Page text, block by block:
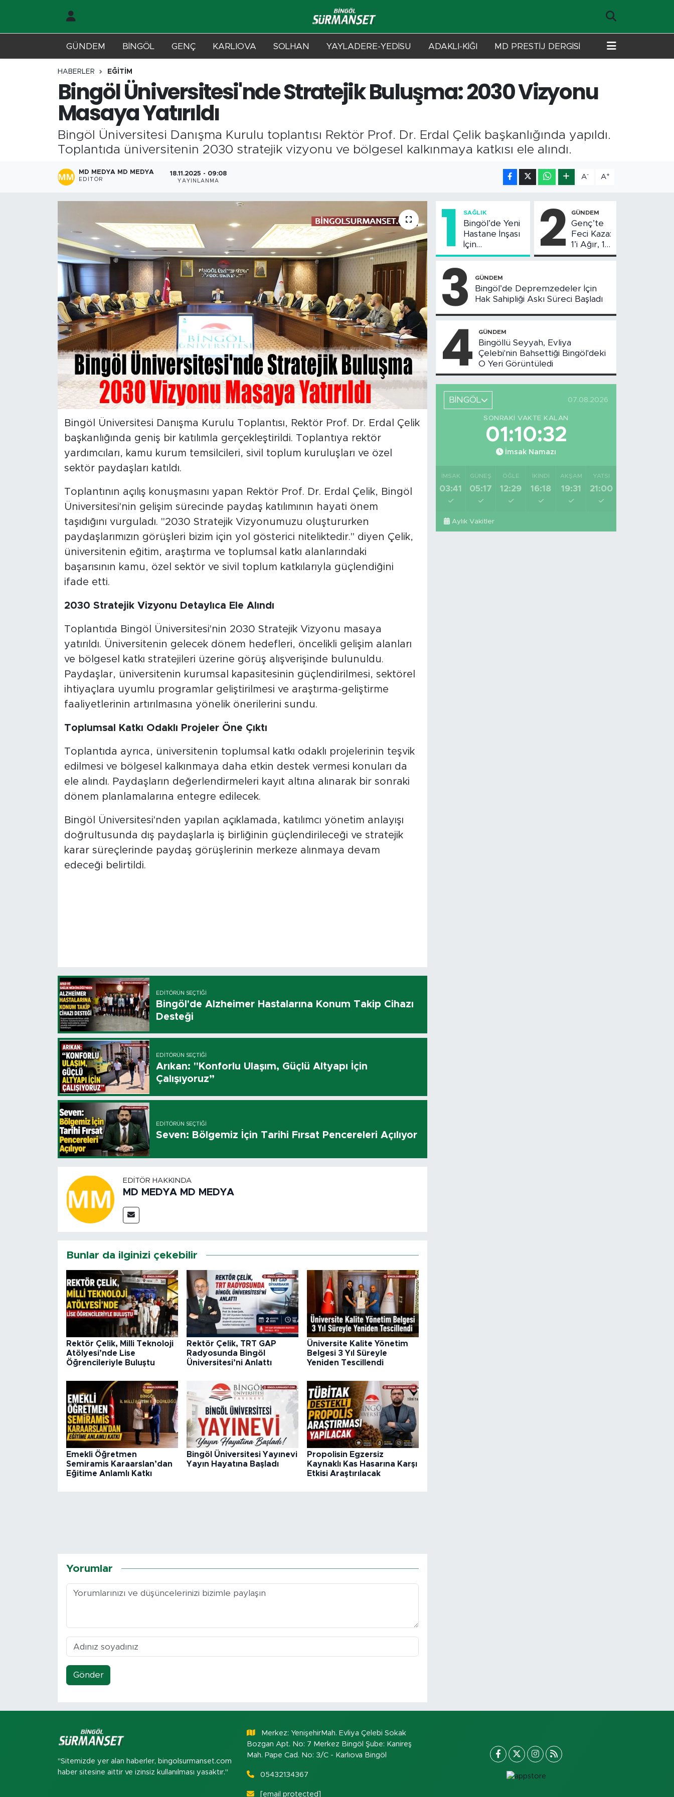
GÜNDEM BİNGÖL GENÇ KARLIOVA SOLHAN YAYLADERE-YEDİSU ADAKLI-KİĞI MD PRESTİJ DERGİSİ
HABERLER EĞİTİM
Bingöl Üniversitesi'nde Stratejik Buluşma: 2030 Vizyonu
Masaya Yatırıldı
Bingöl Üniversitesi Danışma Kurulu toplantısı Rektör Prof. Dr. Erdal Çelik başkanlığında yapıldı.
Toplantıda üniversitenin 2030 stratejik vizyonu ve bölgesel kalkınmaya katkısı ele alındı.
MD MEDYA MD MEDYA
EDITÖR
18.11.2025 - 09:08
YAYINLANMA
A- A+
Bingöl Üniversitesi Danışma Kurulu Toplantısı, Rektör Prof. Dr. Erdal Çelik
başkanlığında geniş bir katılımla gerçekleştirildi. Toplantıya rektör
yardımcıları, kamu kurum temsilcileri, sivil toplum kuruluşları ve özel
sektör paydaşları katıldı.
Toplantının açılış konuşmasını yapan Rektör Prof. Dr. Erdal Çelik, Bingöl
Üniversitesi'nin gelişim sürecinde paydaş katılımının hayati önem
taşıdığını vurguladı. "2030 Stratejik Vizyonumuzu oluştururken
paydaşlarımızın görüşleri bizim için yol gösterici niteliktedir." diyen Çelik,
üniversitenin eğitim, araştırma ve toplumsal katkı alanlarındaki
başarısının kamu, özel sektör ve sivil toplum katkılarıyla güçlendiğini
ifade etti.
2030 Stratejik Vizyonu Detaylıca Ele Alındı
Toplantıda Bingöl Üniversitesi'nin 2030 Stratejik Vizyonu masaya
yatırıldı. Üniversitenin gelecek dönem hedefleri, öncelikli gelişim alanları
ve bölgesel katkı stratejileri üzerine görüş alışverişinde bulunuldu.
Paydaşlar, üniversitenin kurumsal kapasitesinin güçlendirilmesi, sektörel
ihtiyaçlara uyumlu programlar geliştirilmesi ve araştırma-geliştirme
faaliyetlerinin artırılmasına yönelik önerilerini sundu.
Toplumsal Katkı Odaklı Projeler Öne Çıktı
Toplantıda ayrıca, üniversitenin toplumsal katkı odaklı projelerinin teşvik
edilmesi ve bölgesel kalkınmaya daha etkin destek vermesi konuları da
ele alındı. Paydaşların değerlendirmeleri kayıt altına alınarak bir sonraki
dönem planlamalarına entegre edilecek.
Bingöl Üniversitesi'nden yapılan açıklamada, katılımcı yönetim anlayışı
doğrultusunda dış paydaşlarla iş birliğinin güçlendirileceği ve stratejik
karar süreçlerinde paydaş görüşlerinin merkeze alınmaya devam
edeceği belirtildi.
EDITÖRÜN SEÇTIĞI
Bingöl'de Alzheimer Hastalarına Konum Takip Cihazı
Desteği
EDITÖRÜN SEÇTIĞI
Arıkan: "Konforlu Ulaşım, Güçlü Altyapı İçin
Çalışıyoruz”
EDITÖRÜN SEÇTIĞI
Seven: Bölgemiz İçin Tarihi Fırsat Pencereleri Açılıyor
EDITÖR HAKKINDA
MD MEDYA MD MEDYA
Bunlar da ilginizi çekebilir
Rektör Çelik, Milli Teknoloji
Atölyesi’nde Lise
Öğrencileriyle Buluştu
Rektör Çelik, TRT GAP
Radyosunda Bingöl
Üniversitesi’ni Anlattı
Üniversite Kalite Yönetim
Belgesi 3 Yıl Süreyle
Yeniden Tescillendi
Emekli Öğretmen
Semiramis Karaarslan’dan
Eğitime Anlamlı Katkı
Bingöl Üniversitesi Yayınevi
Yayın Hayatına Başladı
Propolisin Egzersiz
Kaynaklı Kas Hasarına Karşı
Etkisi Araştırılacak
Yorumlar
Gönder
1 SAĞLIK
Bingöl’de Yeni
Hastane İnşası
İçin
Değerlendirme
Yapıldı
2 GÜNDEM
Genç’te
Feci Kaza:
1’i Ağır, 10
Yaralı
3 GÜNDEM
Bingöl’de Depremzedeler İçin
Hak Sahipliği Askı Süreci Başladı
4 GÜNDEM
Bingöllü Seyyah, Evliya
Çelebi'nin Bahsettiği Bingöl'deki
O Yeri Görüntüledi
BİNGÖL 07.08.2026
SONRAKI VAKTE KALAN
01:10:31
İmsak Namazı
İMSAK
03:41
GÜNEŞ
05:17
ÖĞLE
12:29
İKINDI
16:18
AKŞAM
19:31
YATSI
21:00
Aylık Vakitler
"Sitemizde yer alan haberler, bingolsurmanset.com
haber sitesine aittir ve izinsiz kullanılması yasaktır."
Merkez: YenişehirMah. Evliya Çelebi Sokak
Bozgan Apt. No: 7 Merkez Bingöl Şube: Kanireş
Mah. Pape Cad. No: 3/C - Karlıova Bingöl
05432134367
[email protected]
Karlıova
Adaklı-Kiğı
Ekonomi
Hava Durumu
Tavz Der
Bingöl Kaza Haberleri
Merkez Trafik Yoğunluk Haritası
Süper Lig Puan Durumu ve Fikstür
Tüm Manşetler